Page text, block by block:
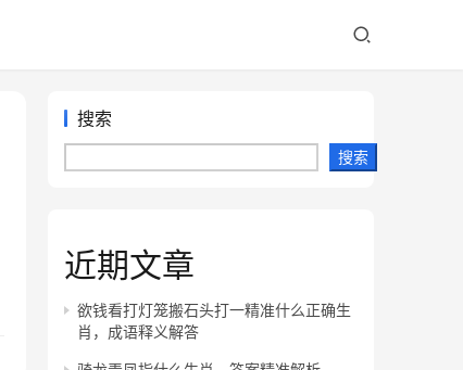
搜索
搜索
近期文章
欲钱看打灯笼搬石头打一精准什么正确生
肖，成语释义解答